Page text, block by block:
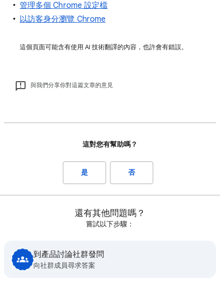
管理多個 Chrome 設定檔
以訪客身分瀏覽 Chrome
這個頁面可能含有使用 AI 技術翻譯的內容，也許會有錯誤。
與我們分享你對這篇文章的意見
這對您有幫助嗎？
是 否
還有其他問題嗎？
嘗試以下步驟：
到產品討論社群發問
向社群成員尋求答案